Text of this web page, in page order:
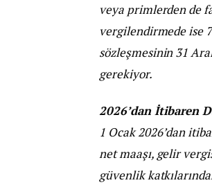
veya primlerden de
vergilendirmede ise
sözleşmesinin 31
gerekiyor.
2026’dan İtibaren
1 Ocak 2026’dan
net maaşı, gelir
güvenlik